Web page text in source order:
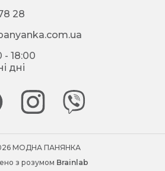
28
- 18:00
дні
МОДНА ПАНЯНКА
з розумом Brainlab